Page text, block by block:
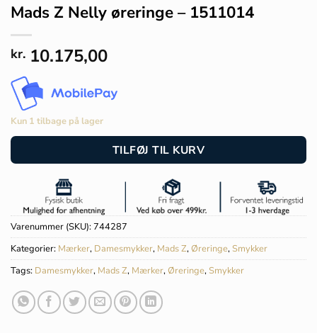
Mads Z Nelly øreringe – 1511014
kr. 10.175,00
Kun 1 tilbage på lager
TILFØJ TIL KURV
Varenummer (SKU):744287
Kategorier: Mærker, Damesmykker, Mads Z,Øreringe, Smykker
Tags: Damesmykker, Mads Z, Mærker,Øreringe, Smykker